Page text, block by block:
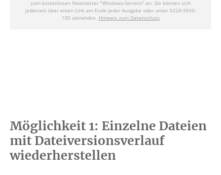
Möglichkeit 1: Einzelne Dateien
mit Dateiversionsverlauf
wiederherstellen